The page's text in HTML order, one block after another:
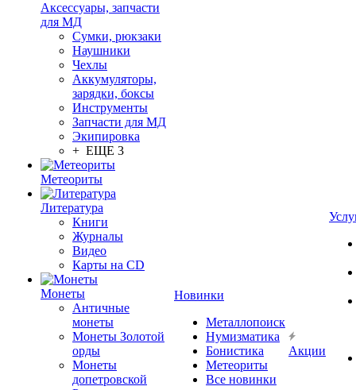
Аксессуары, запчасти
для МД
Сумки, рюкзаки
Наушники
Чехлы
Аккумуляторы,
зарядки, боксы
Инструменты
Запчасти для МД
Экипировка
+ ЕЩЕ 3
Метеориты
Литература
Книги
Журналы
Видео
Карты на CD
Монеты
Античные
монеты
Монеты Золотой
орды
Монеты
допетровской
Новинки
Металлопоиск
Нумизматика
Бонистика
Метеориты
Все новинки
Акции